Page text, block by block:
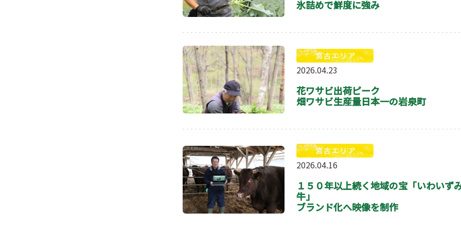
氷詰めで鮮度に強み
2026.04.23
花ワサビ出荷ピーク
畑ワサビ生産量日本一の岩泉町
2026.04.16
１５０年以上続く地域の宝「いわいず
牛」
ブランド化へ映像を制作